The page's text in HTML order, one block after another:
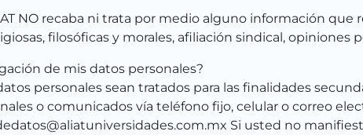
NO recaba ni trata por medio alguno información que
filosóficas y morales, afiliación sindical, opiniones
de mis datos personales?
personales sean tratados para las finalidades
o comunicados vía teléfono fijo, celular o correo
Si usted no